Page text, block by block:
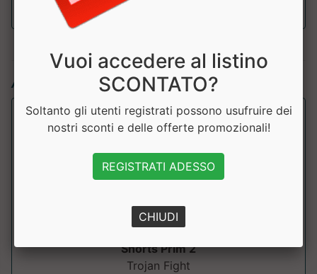
Articoli simili:
Shorts Prim 2
Trojan Fight
Vuoi accedere al listino
SCONTATO?
Soltanto gli utenti registrati possono usufruire dei
nostri sconti e delle offerte promozionali!
REGISTRATI ADESSO
CHIUDI